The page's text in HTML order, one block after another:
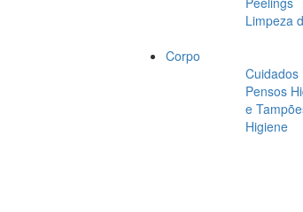
Limpeza
Corpo
Cuidados
Pensos
e
Higiene